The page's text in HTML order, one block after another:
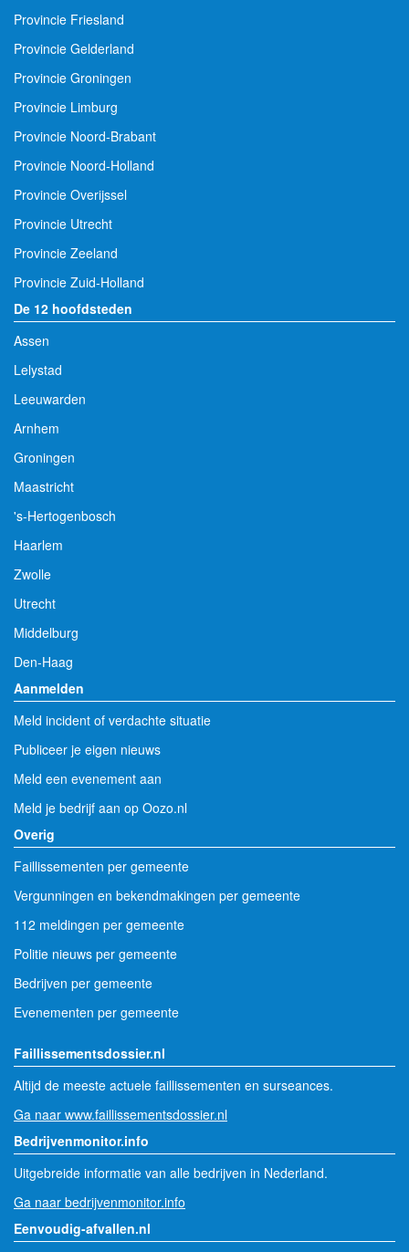
Provincie Friesland
Provincie Gelderland
Provincie Groningen
Provincie Limburg
Provincie Noord-Brabant
Provincie Noord-Holland
Provincie Overijssel
Provincie Utrecht
Provincie Zeeland
Provincie Zuid-Holland
De 12 hoofdsteden
Assen
Lelystad
Leeuwarden
Arnhem
Groningen
Maastricht
's-Hertogenbosch
Haarlem
Zwolle
Utrecht
Middelburg
Den-Haag
Aanmelden
Meld incident of verdachte situatie
Publiceer je eigen nieuws
Meld een evenement aan
Meld je bedrijf aan op Oozo.nl
Overig
Faillissementen per gemeente
Vergunningen en bekendmakingen per gemeente
112 meldingen per gemeente
Politie nieuws per gemeente
Bedrijven per gemeente
Evenementen per gemeente
Faillissementsdossier.nl
Altijd de meeste actuele faillissementen en surseances.
Ga naar www.faillissementsdossier.nl
Bedrijvenmonitor.info
Uitgebreide informatie van alle bedrijven in Nederland.
Ga naar bedrijvenmonitor.info
Eenvoudig-afvallen.nl